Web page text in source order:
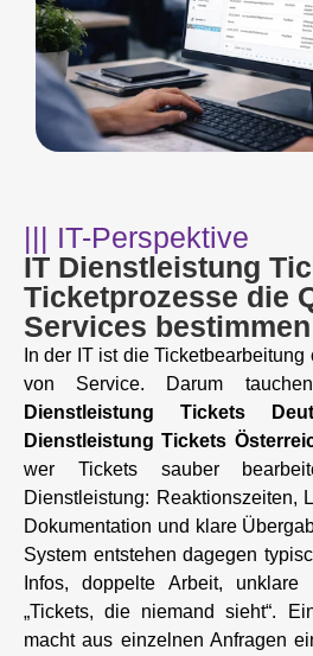
||| IT-Perspektive
IT Dienstleistung
Ticketprozesse die
Services bestimmen
In der IT ist die
von Service. Darum
Dienstleistung Tickets
Dienstleistung Tickets
wer Tickets sauber
Dienstleistung: Reaktionszeiten,
Dokumentation und klare
System entstehen dagegen
Infos, doppelte Arbeit, unklare
„Tickets, die niemand sieht“.
macht aus einzelnen Anfragen